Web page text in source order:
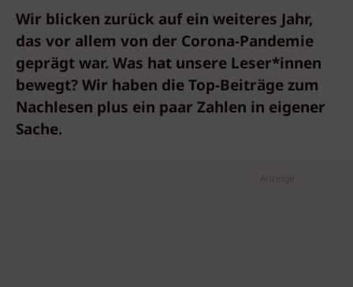
Wir blicken zurück auf ein weiteres Jahr,
das vor allem von der Corona-Pandemie
geprägt war. Was hat unsere Leser*innen
bewegt? Wir haben die Top-Beiträge zum
Nachlesen plus ein paar Zahlen in eigener
Sache.
Anzeige